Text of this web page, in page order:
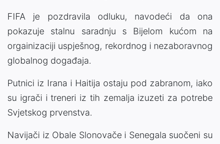
FIFA je pozdravila odluku, navodeći da ona
pokazuje stalnu saradnju s Bijelom kućom na
orgainizaciji uspješnog, rekordnog i nezaboravnog
globalnog događaja.
Putnici iz Irana i Haitija ostaju pod zabranom, iako
su igrači i treneri iz tih zemalja izuzeti za potrebe
Svjetskog prvenstva.
Navijači iz Obale Slonovače i Senegala suočeni su